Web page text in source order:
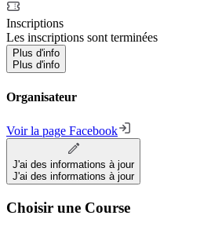
Inscriptions
Les inscriptions sont terminées
Plus d'info
Plus d'info
Organisateur
Voir la page Facebook
J'ai des informations à jour
J'ai des informations à jour
Choisir une Course